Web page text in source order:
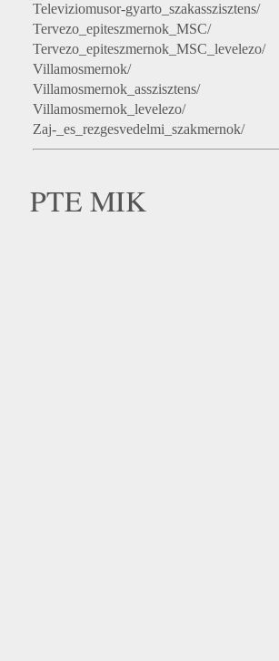
Televiziomusor-gyarto_szakasszisztens/
Tervezo_epiteszmernok_MSC/
Tervezo_epiteszmernok_MSC_levelezo/
Villamosmernok/
Villamosmernok_asszisztens/
Villamosmernok_levelezo/
Zaj-_es_rezgesvedelmi_szakmernok/
PTE MIK